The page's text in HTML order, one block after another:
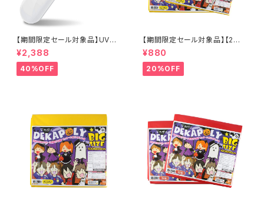
【期間限定セール対象品】UVハ
ンディー除菌ランプ スマホ除菌
マスク除菌 感染対策 ウイルス
対策 紫外線除菌器 乾電池式 O
L-219W オンロード(OnLord)
¥2,388
40%OFF
【期間限定セール対象品】【2枚
入り×2セット】大カラーポリ袋
(大ゴミ袋) 200cm×100cm 収
納に イベントに 仮装の衣装作
成 発表会やおゆうぎ 学園 祭や
¥880
20%OFF